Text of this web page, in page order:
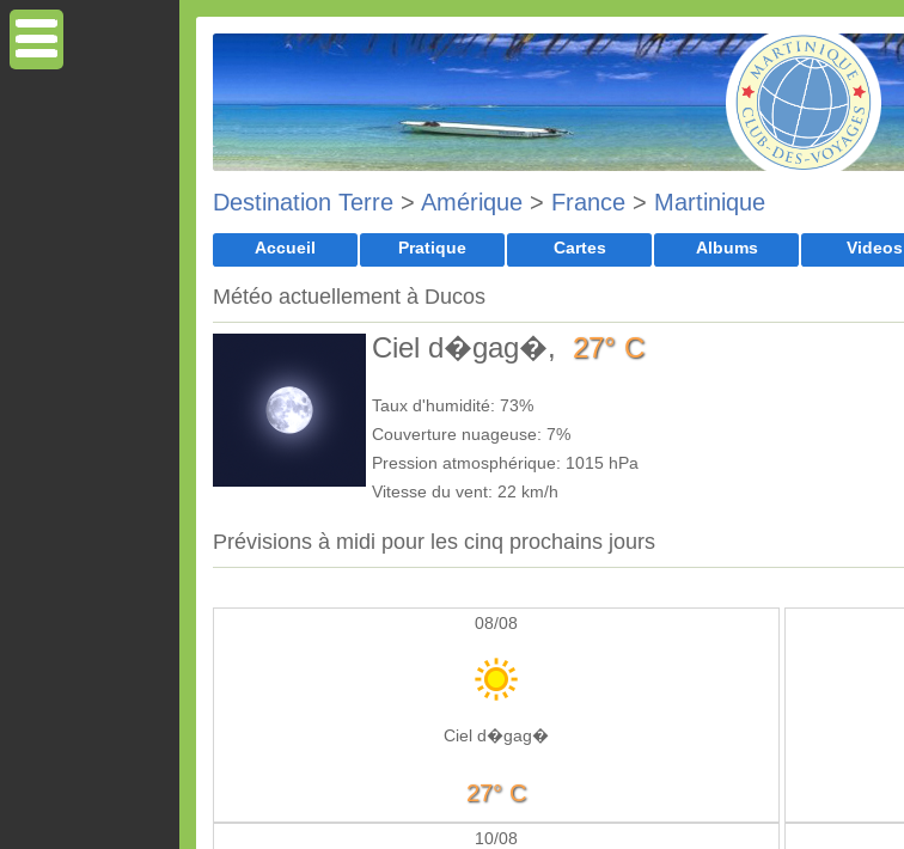
Destination Terre > Amérique > France > Martinique
Accueil Pratique Cartes Albums Videos
Météo actuellement à Ducos
Ciel d�gag�, 27° C
Taux d'humidité: 73%
Couverture nuageuse: 7%
Pression atmosphérique: 1015 hPa
Vitesse du vent: 22 km/h
Prévisions à midi pour les cinq prochains jours
08/08
Ciel d�gag�
27° C
10/08